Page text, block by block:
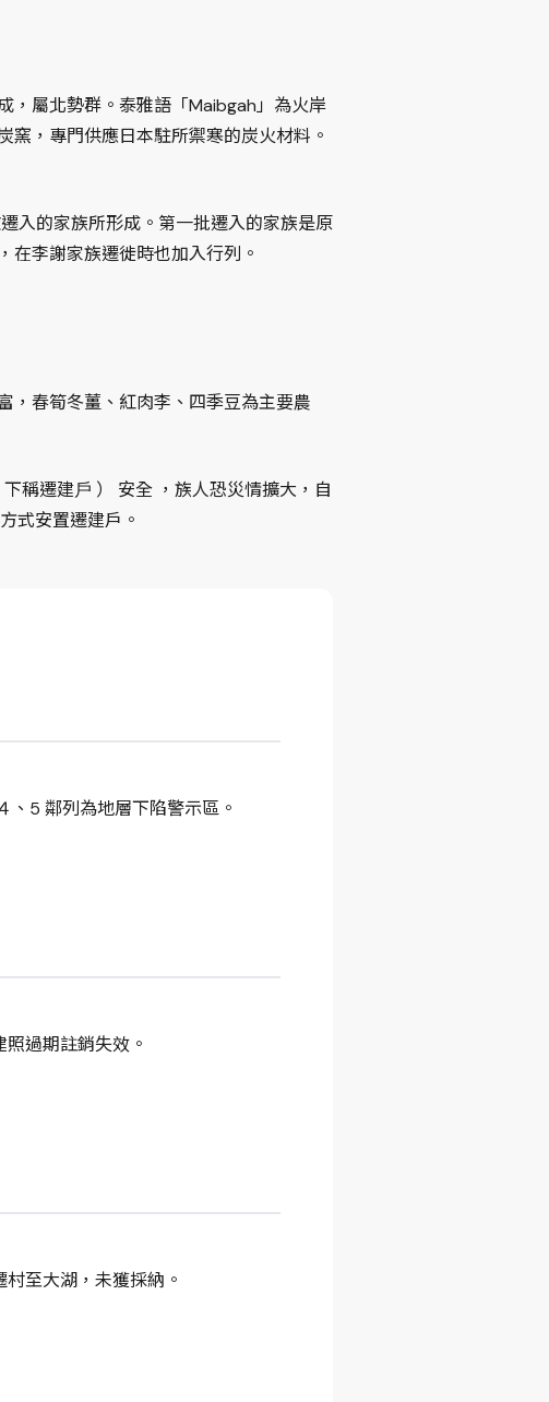
，屬北勢群。泰雅語「Maibgah」為火岸
，專門供應日本駐所禦寒的炭火材料。
入的家族所形成。第一批遷入的家族是原
在李謝家族遷徙時也加入行列。
，春筍冬薑、紅肉李、四季豆為主要農
稱遷建⼾ ） 安全 ，族⼈恐災情擴大，自
式安置遷建戶。
、5 鄰列為地層下陷警示區。
過期註銷失效。
至大湖，未獲採納。